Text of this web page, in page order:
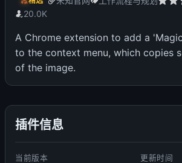
20.0K
A Chrome extension to add a
to the context menu, which copies
of the image.
插件信息
当前版本 更新时间